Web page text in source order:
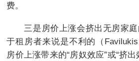
费。
三是房价上涨会挤出无房家庭
于租房者来说是不利的（Favilukis
房价上涨带来的“房奴效应”或“挤